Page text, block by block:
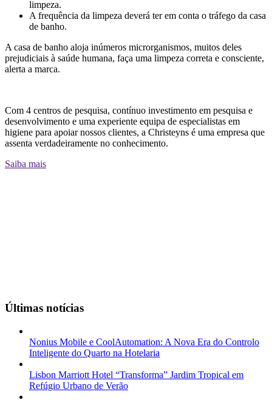
limpeza.
A frequência da limpeza deverá ter em conta o tráfego da casa
de banho.
A casa de banho aloja inúmeros microrganismos, muitos deles
prejudiciais à saúde humana, faça uma limpeza correta e consciente,
alerta a marca.
Com 4 centros de pesquisa, contínuo investimento em pesquisa e
desenvolvimento e uma experiente equipa de especialistas em
higiene para apoiar nossos clientes, a Christeyns é uma empresa que
assenta verdadeiramente no conhecimento.
Saiba mais
Últimas notícias
Nonius Mobile e CoolAutomation: A Nova Era do Controlo
Inteligente do Quarto na Hotelaria
Lisbon Marriott Hotel “Transforma” Jardim Tropical em
Refúgio Urbano de Verão